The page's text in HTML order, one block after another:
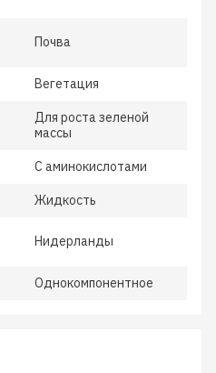
Почва
Вегетация
Для роста зеленой
массы
С аминокислотами
Жидкость
Нидерланды
Однокомпонентное